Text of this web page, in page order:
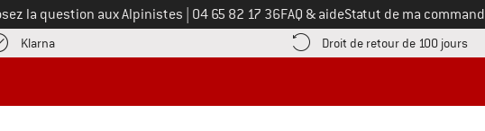
la question aux Alpinistes Appelez-nous au
04 65 82 17 36FAQ & aideStatut de ma
KlarnaTrouve les informations de paiement ici ! Ouvre une boîte d'information
Droit de retour de 100 jours